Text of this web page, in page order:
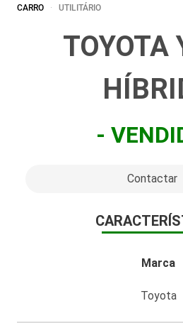
CARRO UTILITÁRIO
TOYOTA
-
Contactar
Marca
Toyota